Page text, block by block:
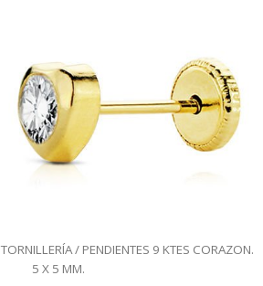
TORNILLERÍA/ PENDIENTES 9 KTES CORAZON.
5 X 5 MM.